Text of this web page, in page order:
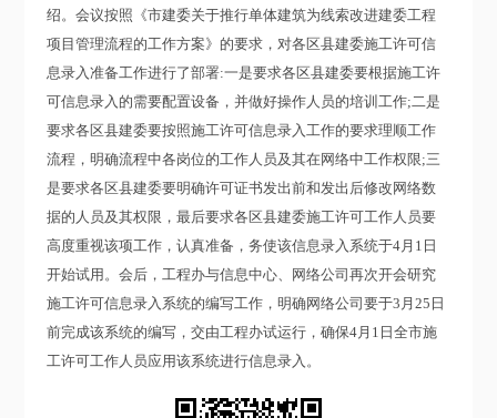
绍。会议按照《市建委关于推行单体建筑为线索改进建委工程
项目管理流程的工作方案》的要求，对各区县建委施工许可信
息录入准备工作进行了部署:一是要求各区县建委要根据施工许
可信息录入的需要配置设备，并做好操作人员的培训工作;二是
要求各区县建委要按照施工许可信息录入工作的要求理顺工作
流程，明确流程中各岗位的工作人员及其在网络中工作权限;三
是要求各区县建委要明确许可证书发出前和发出后修改网络数
据的人员及其权限，最后要求各区县建委施工许可工作人员要
高度重视该项工作，认真准备，务使该信息录入系统于4月1日
开始试用。会后，工程办与信息中心、网络公司再次开会研究
施工许可信息录入系统的编写工作，明确网络公司要于3月25日
前完成该系统的编写，交由工程办试运行，确保4月1日全市施
工许可工作人员应用该系统进行信息录入。